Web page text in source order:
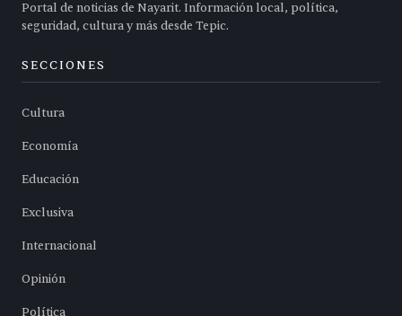
Portal de noticias de Nayarit. Información local, política,
seguridad, cultura y más desde Tepic.
SECCIONES
Cultura
Economía
Educación
Exclusiva
Internacional
Opinión
Política